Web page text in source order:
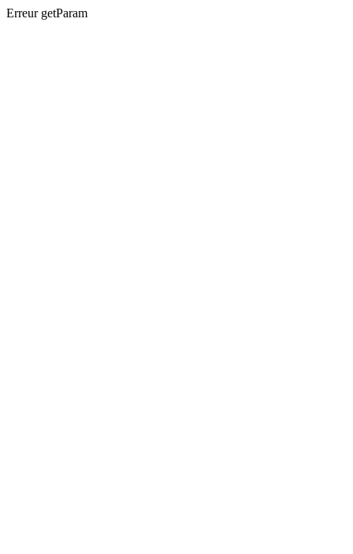
Erreur getParam